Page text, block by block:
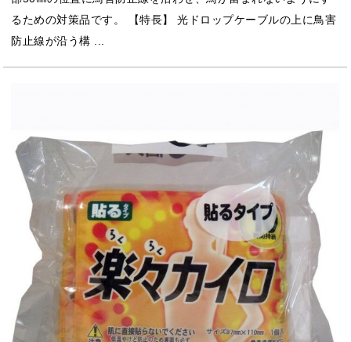
るための対策品です。 【特長】 光ドロップケーブルの上に鳥害
防止線が沿う構 ...